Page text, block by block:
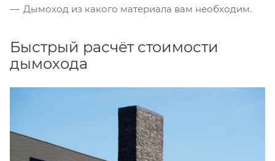
Дымоход из какого материала вам необходим.
Быстрый расчёт стоимости
дымохода